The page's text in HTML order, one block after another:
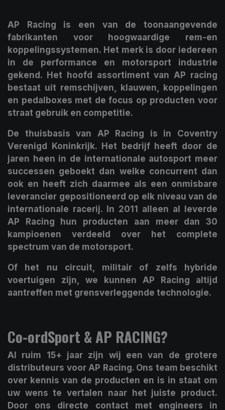
AP Racing is een van de toonaangevende
fabrikanten voor hoogwaardige rem-en
koppelingssystemen. Het merk is door iedereen
in de performance en motorsport industrie
gekend. Het hoofd assortiment van AP racing
bestaat uit remschijven, klauwen, koppelingen
en pedalboxes met de focus op producten voor
straat gebruik en competitie.
De thuisbasis van AP Racing is in Coventry
Verenigd Koninkrijk. Het bedrijf heeft door de
jaren heen in de internationale autosport meer
successen geboekt dan welke concurrent dan
ook en heeft zich daarmee als een onmisbare
leverancier gepositioneerd op elk niveau van de
internationale racerij. In 2011 alleen al leverde
AP Racing hun producten aan meer dan 30
kampioenen verdeeld over het complete
spectrum van de motorsport.
Of het nu circuit, militair of zelfs hybride
voertuigen zijn, we kunnen AP Racing altijd
aantreffen met grensverleggende technologie.
Co-ordSport & AP RACING?
Al ruim 15+ jaar zijn wij een van de grotere
distributeurs voor AP Racing. Ons team beschikt
over kennis van de producten en is in staat om
uw wens te vertalen naar het juiste product.
Door ons directe contact met engineers in